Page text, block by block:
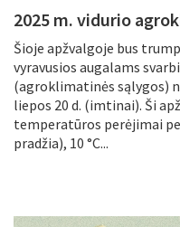
2025 m. vidurio
Šioje apžvalgoje bus
vyravusios augalams
(agroklimatinės sąlygos)
liepos 20 d. (imtinai). Ši
temperatūros perėjimai
pradžia), 10 °C...